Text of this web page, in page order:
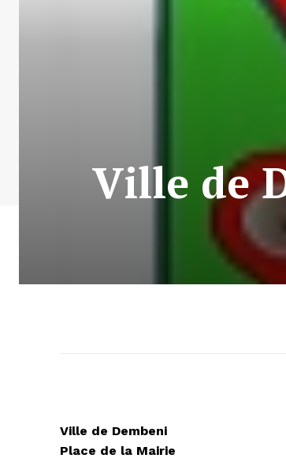
Ville de
Ville de Dembeni
Place de la Mairie